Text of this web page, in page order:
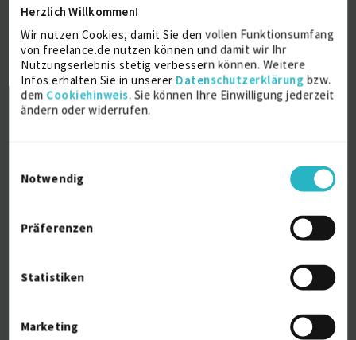
Herzlich Willkommen!
Wir nutzen Cookies, damit Sie den vollen Funktionsumfang
von freelance.de nutzen können und damit wir Ihr
Nutzungserlebnis stetig verbessern können. Weitere
Infos erhalten Sie in unserer Datenschutzerklärung bzw.
dem Cookiehinweis. Sie können Ihre Einwilligung jederzeit
ändern oder widerrufen.
Notwendig
Präferenzen
Statistiken
Marketing
CRM-Berater
1 J.
Verfügbarkeit einsehen
0
Referenzen
€40/Stunde
D-55252 Mainz-Kastel
Soziale Medien